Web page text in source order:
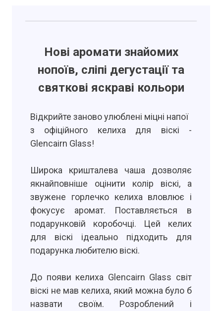
Нові аромати знайомих
нопоїв, сліпі дегустації та
святкові яскраві кольори
Відкрийте заново улюблені міцні напої
з офіційного келиха для віскі -
Glencairn Glass!
Широка кришталева чаша дозволяє
якнайповніше оцінити колір віскі, а
звужене горлечко келиха вловлює і
фокусує аромат. Поставляється в
подарунковій коробочці. Цей келих
для віскі ідеально підходить для
подарунка любителю віскі.
До появи келиха Glencairn Glass світ
віскі не мав келиха, який можна було б
назвати своїм. Розроблений і